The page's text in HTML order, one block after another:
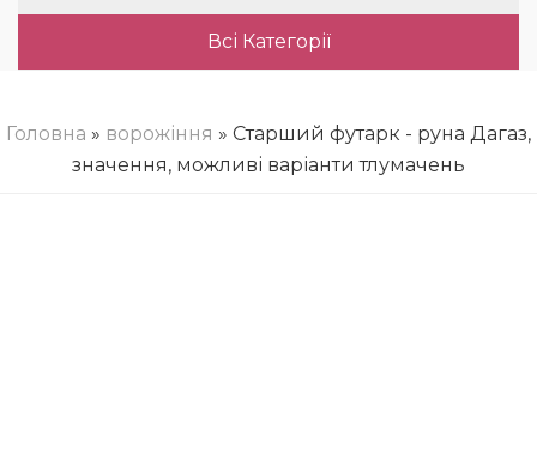
Всі Категорії
Головна » ворожіння » Старший футарк - руна Дагаз,
значення, можливі варіанти тлумачень